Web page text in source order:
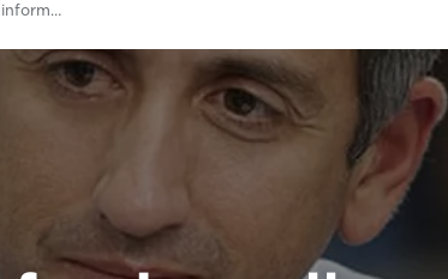
Emplois de conseiller informatique et conseiller professionnel